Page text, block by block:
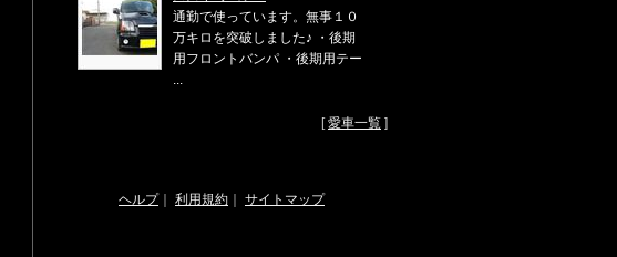
通勤で使っています。無事１０
万キロを突破しました♪ ・後期
用フロントバンパ ・後期用テー
...
[愛車一覧 ]
ヘルプ｜ 利用規約 サイトマップ